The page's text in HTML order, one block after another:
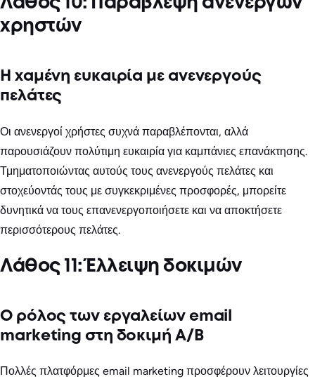
Λάθος 10: Παράβλεψη ανενεργών
χρηστών
Η χαμένη ευκαιρία με ανενεργούς
πελάτες
Οι ανενεργοί χρήστες συχνά παραβλέπονται, αλλά
παρουσιάζουν πολύτιμη ευκαιρία για καμπάνιες επανάκτησης.
Τμηματοποιώντας αυτούς τους ανενεργούς πελάτες και
στοχεύοντάς τους με συγκεκριμένες προσφορές, μπορείτε
δυνητικά να τους επανενεργοποιήσετε και να αποκτήσετε
περισσότερους πελάτες.
Λάθος 11: Έλλειψη δοκιμών
Ο ρόλος των εργαλείων email
marketing στη δοκιμή A/B
Πολλές πλατφόρμες email marketing προσφέρουν λειτουργίες